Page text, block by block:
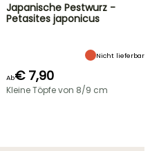
Japanische Pestwurz -
Petasites japonicus
Nicht lieferbar
Ab€ 7,90
Kleine Töpfe von 8/9 cm